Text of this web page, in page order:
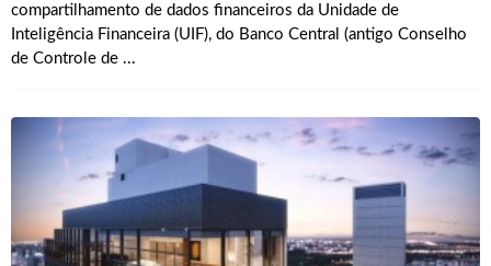
compartilhamento de dados financeiros da Unidade de
Inteligência Financeira (UIF), do Banco Central (antigo Conselho
de Controle de ...